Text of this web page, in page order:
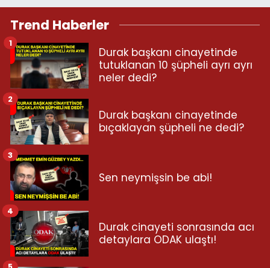
Trend Haberler
Durak başkanı cinayetinde
tutuklanan 10 şüpheli ayrı ayrı
neler dedi?
1
Durak başkanı cinayetinde
bıçaklayan şüpheli ne dedi?
2
Sen neymişsin be abi!
3
Durak cinayeti sonrasında acı
detaylara ODAK ulaştı!
4